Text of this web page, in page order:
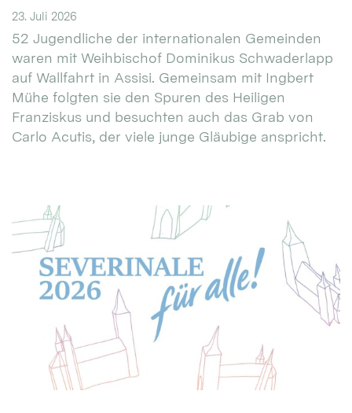
23. Juli 2026
52 Jugendliche der internationalen Gemeinden
waren mit Weihbischof Dominikus Schwaderlapp
auf Wallfahrt in Assisi. Gemeinsam mit Ingbert
Mühe folgten sie den Spuren des Heiligen
Franziskus und besuchten auch das Grab von
Carlo Acutis, der viele junge Gläubige anspricht.